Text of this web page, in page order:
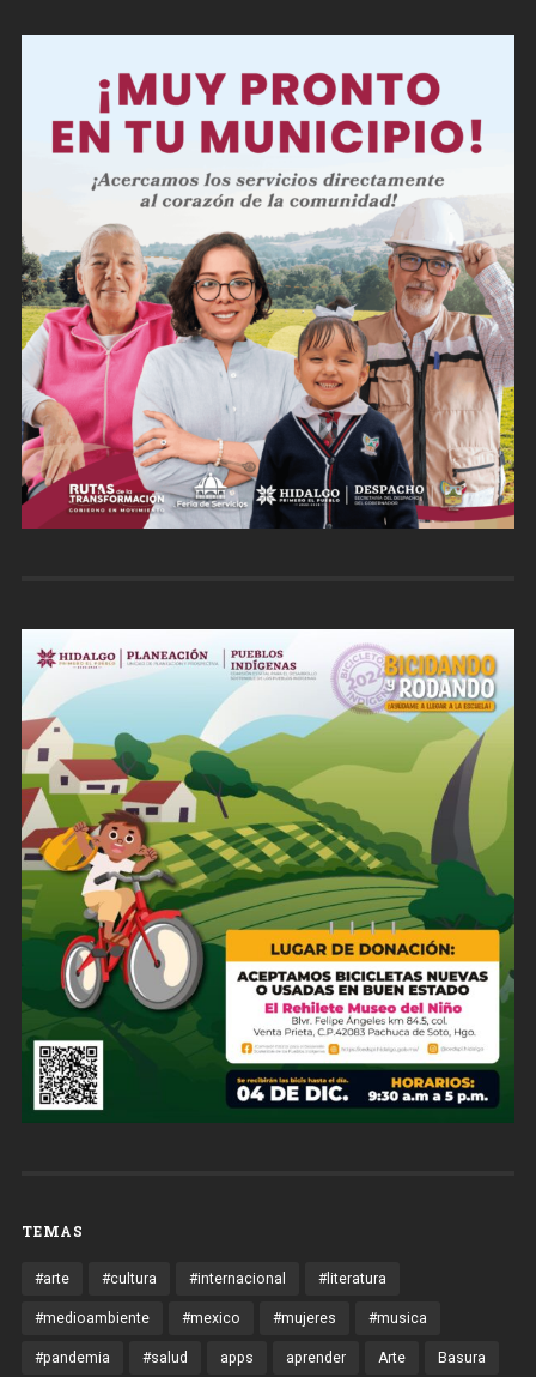
TEMAS
#arte #cultura #internacional #literatura
#medioambiente #mexico #mujeres #musica
#pandemia #salud apps aprender Arte Basura